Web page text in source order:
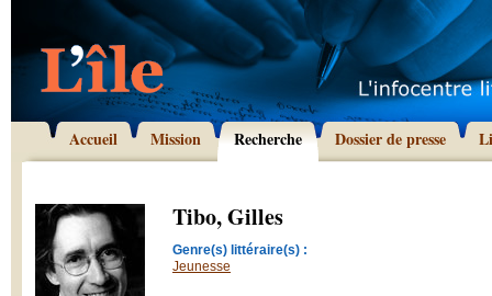
Accueil Mission Recherche Dossier de presse
Tibo, Gilles
Genre(s) littéraire(s) :
Jeunesse